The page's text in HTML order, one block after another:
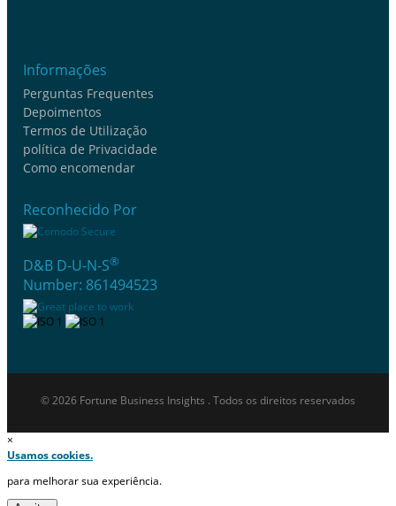
Informações
Perguntas Frequentes
Depoimentos
Termos de Utilização
política de Privacidade
Como encomendar
Reconhecido Por
D&B D-U-N-S®
Number: 861494523
© 2026 Fortune Business Insights . Todos os direitos reservados
×
Usamos cookies.
para melhorar sua experiência.